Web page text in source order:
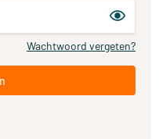
Wachtwoord vergeten?